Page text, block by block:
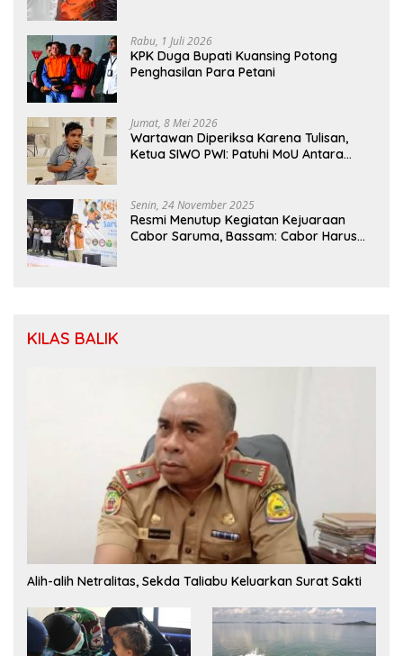
Rabu, 1 Juli 2026
KPK Duga Bupati Kuansing Potong
Penghasilan Para Petani
Jumat, 8 Mei 2026
Wartawan Diperiksa Karena Tulisan,
Ketua SIWO PWI: Patuhi MoU Antara
Senin, 24 November 2025
Resmi Menutup Kegiatan Kejuaraan
Cabor Saruma, Bassam: Cabor Harus
KILAS BALIK
Alih-alih Netralitas, Sekda Taliabu Keluarkan Surat Sakti